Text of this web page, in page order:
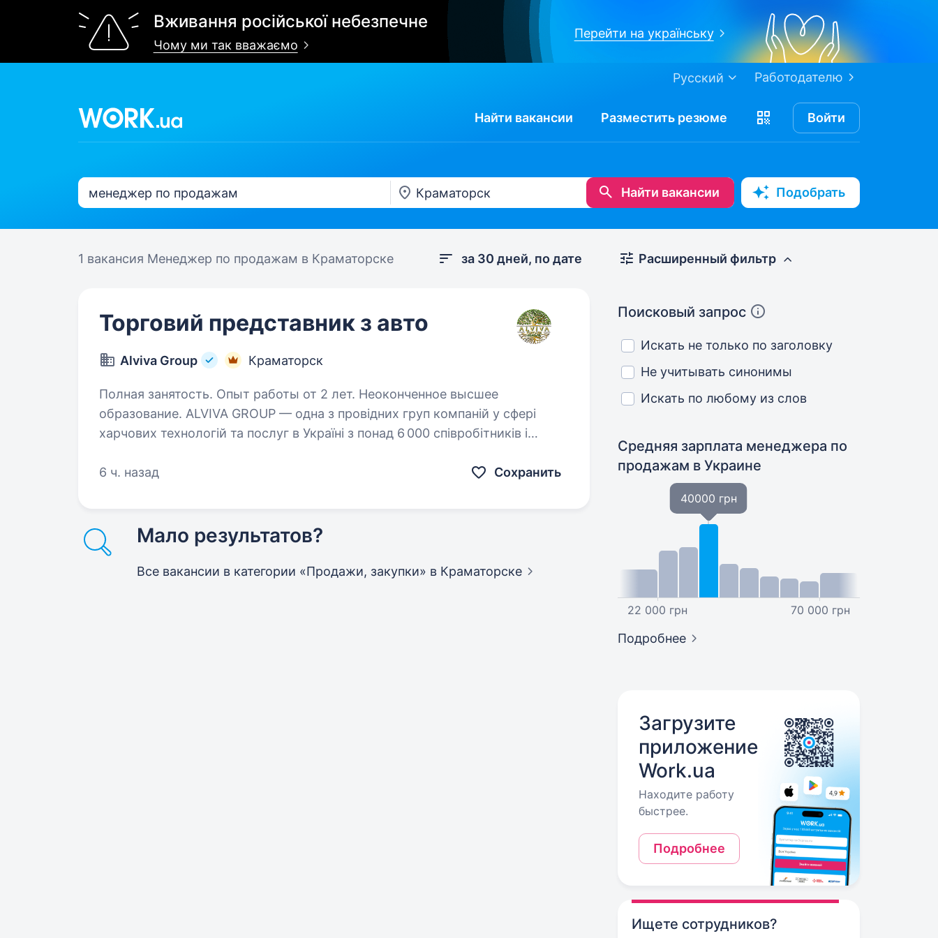
Вживання російської небезпечне
Чому ми так вважаємо
Перейти на українську
Работодателю
Русский
Найти вакансии Разместить резюме Войти
Найти вакансии Подобрать
1 вакансия Менеджер по продажам в Краматорске за 30 дней, по дате
Торговий представник з авто
Alviva Group Краматорск
Полная занятость. Опыт работы от 2 лет. Неоконченное высшее
образование. ALVIVA GROUP — одна з провідних груп компаній у сфері
харчових технологій та послуг в Україні з понад 6 000 співробітників і
світу. Наша місія —…
6 ч. назад Сохранить
Мало результатов?
Все вакансии в категории «Продажи, закупки» в Краматорске
Расширенный фильтр
Поисковый запрос
Искать не только по заголовку
Не учитывать синонимы
Искать по любому из слов
Средняя зарплата менеджера по
продажам в Украине
22 000 грн
40000 грн
70 000 грн
Подробнее
Загрузите
приложение
Work.ua
Находите работу
быстрее.
Подробнее
Ищете сотрудников?